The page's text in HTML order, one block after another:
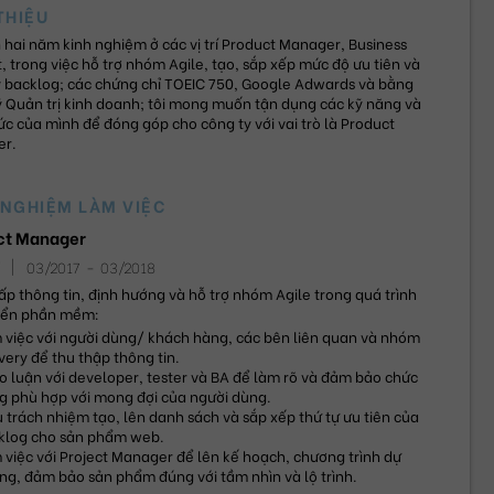
hai năm kinh nghiệm ở các vị trí Product Manager, Business
trong việc hỗ trợ nhóm Agile, tạo, sắp xếp mức độ ưu tiên và
các chứng chỉ TOEIC 750, Google Adwards và bằng
Quản trị kinh doanh; tôi mong muốn tận dụng các kỹ năng và
của mình để đóng góp cho công ty với vai trò là Product
LÀM VIỆC
Manager
| 03/2017 - 03/2018
thông tin, định hướng và hỗ trợ nhóm Agile trong quá trình
phần mềm:
việc với người dùng/ khách hàng, các bên liên quan và nhóm
để thu thập thông tin.
luận với developer, tester và BA để làm rõ và đảm bảo chức
phù hợp với mong đợi của người dùng.
trách nhiệm tạo, lên danh sách và sắp xếp thứ tự ưu tiên của
cho sản phẩm web.
việc với Project Manager để lên kế hoạch, chương trình dự
đảm bảo sản phẩm đúng với tầm nhìn và lộ trình.